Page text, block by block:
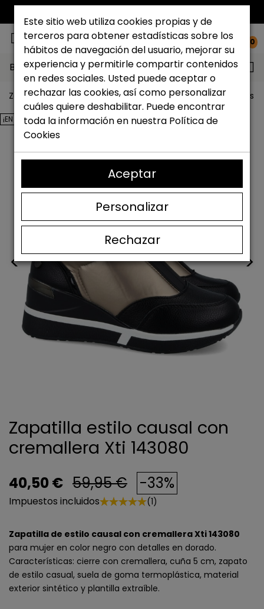
0
Buscar...
Zapateria Catchalot Outlet zapatos Outlet zapatos
¡EN OFERTA!
< >
Zapatilla estilo causal con
cremallera Xti 143080
40,50 € 59,95 € -33%
Impuestos incluidos (1)
Zapatilla de estilo causal con cremallera Xti 143080
para mujer en color negro con detalles en dorado.
Características: cierre con cremallera, cuña 5 cm, zapato
de estilo casual, suela de goma termoplástica, material
exterior sintético y plantilla extraíble.
Este sitio web utiliza cookies propias y de
terceros para obtener estadísticas sobre los
hábitos de navegación del usuario, mejorar su
experiencia y permitirle compartir contenidos
en redes sociales. Usted puede aceptar o
rechazar las cookies, así como personalizar
cuáles quiere deshabilitar. Puede encontrar
toda la información en nuestra Política de
Cookies
Rechazar
Personalizar
Aceptar